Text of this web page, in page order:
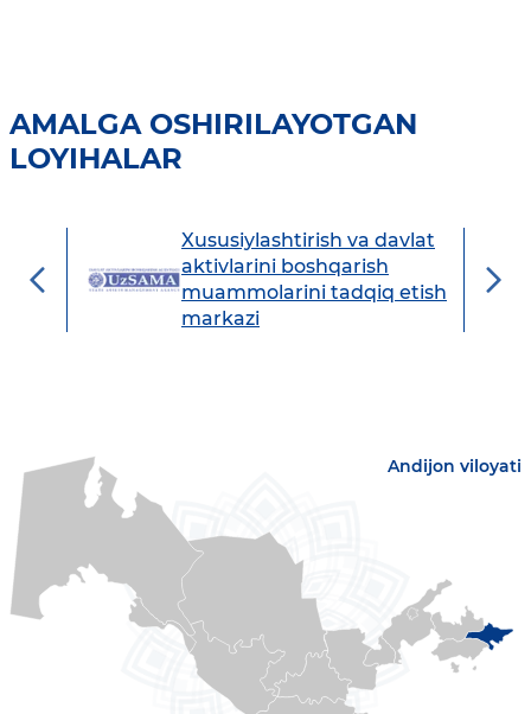
AMALGA OSHIRILAYOTGAN
LOYIHALAR
Xususiylashtirish va davlat
aktivlarini boshqarish
muammolarini tadqiq etish
markazi
Andijon viloyati